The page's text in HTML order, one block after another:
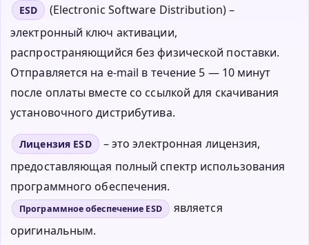
ESD
(Electronic Software Distribution) –
электронный ключ активации,
распространяющийся без физической поставки.
Отправляется на e-mail в течение 5 — 10 минут
после оплаты вместе со ссылкой для скачивания
установочного дистрибутива.
Лицензия ESD
– это электронная лицензия,
предоставляющая полный спектр использования
программного обеспечения.
Программное обеспечение ESD
является
оригинальным.